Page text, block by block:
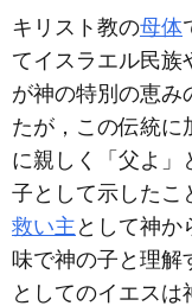
キリスト教の母体
てイスラエル民族
が神の特別の恵み
たが，この伝統に
に親しく「父よ」
子として示したこ
救い主 として神か
味で神の子と理解
としてのイエスは